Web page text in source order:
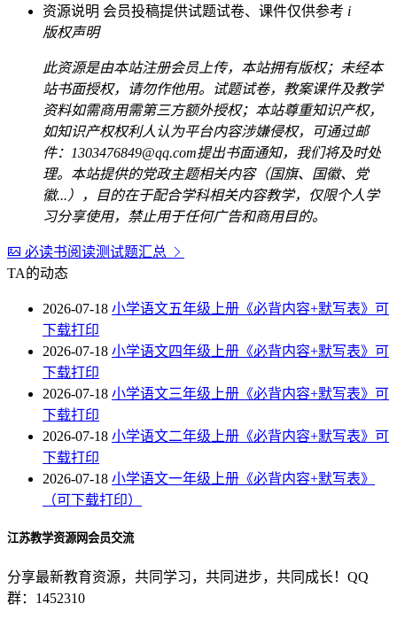
资源说明 会员投稿提供试题试卷、课件仅供参考 i
版权声明
此资源是由本站注册会员上传，本站拥有版权；未经本
站书面授权，请勿作他用。试题试卷，教案课件及教学
资料如需商用需第三方额外授权；本站尊重知识产权，
如知识产权权利人认为平台内容涉嫌侵权，可通过邮
件：1303476849@qq.com提出书面通知，我们将及时处
理。本站提供的党政主题相关内容（国旗、国徽、党
徽...），目的在于配合学科相关内容教学，仅限个人学
习分享使用，禁止用于任何广告和商用目的。
必读书阅读测试题汇总
TA的动态
2026-07-18 小学语文五年级上册《必背内容+默写表》可
下载打印
2026-07-18 小学语文四年级上册《必背内容+默写表》可
下载打印
2026-07-18 小学语文三年级上册《必背内容+默写表》可
下载打印
2026-07-18 小学语文二年级上册《必背内容+默写表》可
下载打印
2026-07-18 小学语文一年级上册《必背内容+默写表》
（可下载打印）
江苏教学资源网会员交流
分享最新教育资源，共同学习，共同进步，共同成长！QQ
群：1452310